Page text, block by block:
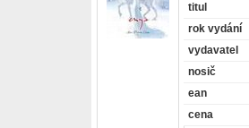
titul
rok vydání
vydavatel
nosič
ean
cena